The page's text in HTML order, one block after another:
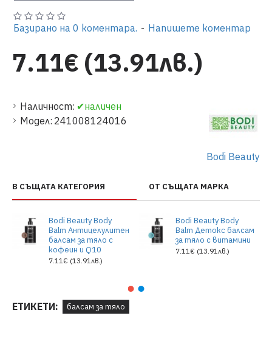
Наличност: ✔наличен
Модел: 241008124016
Bodi Beauty
Базирано на 0 коментара. - Напишете коментар
7.11€ (13.91лв.)
В СЪЩАТА КАТЕГОРИЯ ОТ СЪЩАТА МАРКА
Bodi Beauty Body
Balm Антицелулитен
балсам за тяло с
кофеин и Q10
7.11€ (13.91лв.)
Bodi Beauty Body
Balm Детокс балсам
за тяло с витамини
7.11€ (13.91лв.)
ЕТИКЕТИ: балсам за тяло